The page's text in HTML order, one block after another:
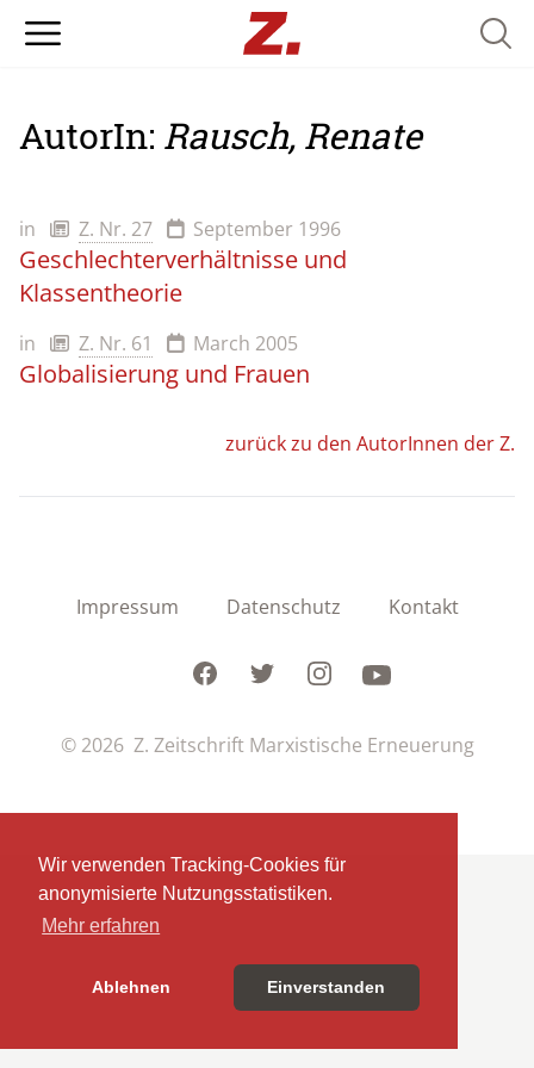
Wir verwenden Tracking-Cookies für
anonymisierte Nutzungsstatistiken.
Mehr erfahren
Ablehnen Einverstanden
AutorIn: Rausch, Renate
in Z. Nr. 27 September 1996
Geschlechterverhältnisse und
Klassentheorie
in Z. Nr. 61 March 2005
Globalisierung und Frauen
zurück zu den AutorInnen der Z.
Impressum Datenschutz Kontakt
FacebookTwitterInstagramYoutube
© 2026 Z. Zeitschrift Marxistische Erneuerung